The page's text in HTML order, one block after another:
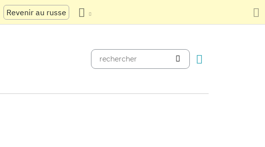
Revenir au russe